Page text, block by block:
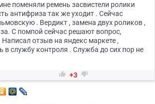
поменяли ремень засвистели ролики
антифриза так же уходит . Сейчас
. Вердикт , замена двух роликов ,
С помпой сейчас решают вопрос,
отзыв на яндекс маркете ,
в службу контроля . Служба до сих пор не
 +3 